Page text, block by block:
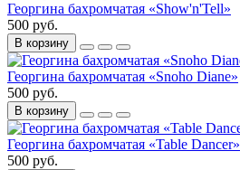
Георгина бахромчатая «Show'n'Tell»
500 руб.
В корзину
Георгина бахромчатая «Snoho Diane»
500 руб.
В корзину
Георгина бахромчатая «Table Dancer»
500 руб.